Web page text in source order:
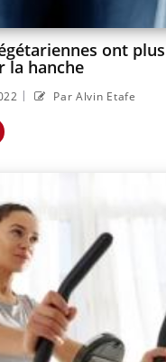
ont
la hanche
| Par Alvin Etafe